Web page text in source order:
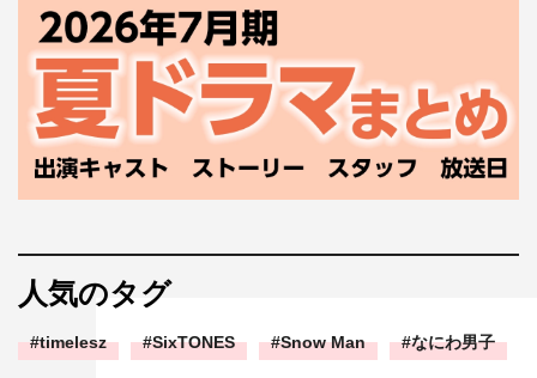
人気のタグ
timelesz SixTONES Snow Man なにわ男子